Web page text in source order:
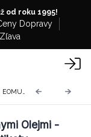
od roku 1995!
Dopravy
Olejmi -